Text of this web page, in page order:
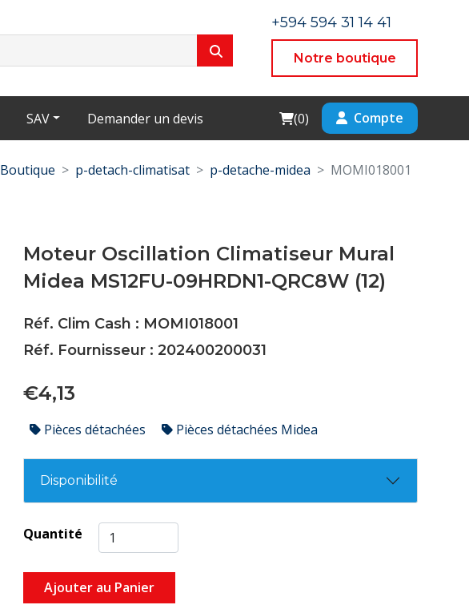
+594 594 31 14 41
Notre boutique
SAV Demander un devis Cart
(0) Compte
Boutique p-detach-climatisat p-detache-midea MOMI018001
Moteur Oscillation Climatiseur Mural
Midea MS12FU-09HRDN1-QRC8W (12)
Réf. Clim Cash : MOMI018001
Réf. Fournisseur : 202400200031
€4,13
Pièces détachées Pièces détachées Midea
Disponibilité
Quantité
Ajouter au Panier